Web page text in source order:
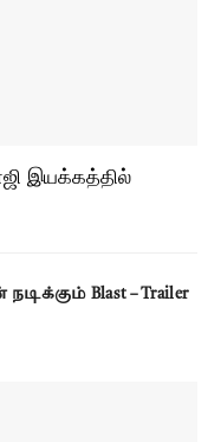
இயக்கத்தில்
Blast – Trailer